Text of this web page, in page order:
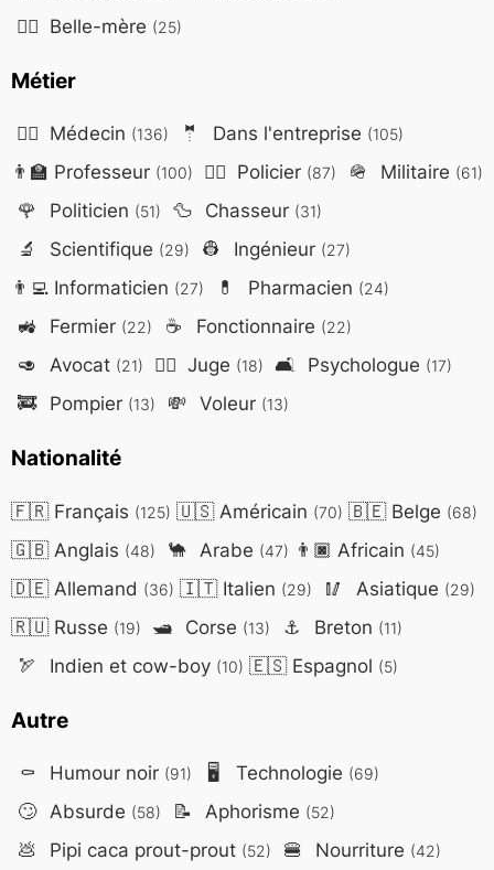
🤷‍♀️ Belle-mère (25)
Métier
👨‍⚕️ Médecin (136) 🤵 Dans l'entreprise (105)
👨‍🏫 Professeur (100) 👮‍♂️ Policier (87) 🪖 Militaire (61)
🌹 Politicien (51) 🦆 Chasseur (31)
🔬 Scientifique (29) 👷 Ingénieur (27)
👨‍💻Informaticien (27) 💊 Pharmacien (24)
🚜 Fermier (22) ☕ Fonctionnaire (22)
🥑 Avocat (21) 👨‍⚖️ Juge (18) 🛋️ Psychologue (17)
🚒 Pompier (13) 💸 Voleur (13)
Nationalité
🇫🇷Français (125) 🇺🇸Américain (70) 🇧🇪Belge (68)
🇬🇧Anglais (48) 🐪 Arabe (47) 👨🏿 Africain (45)
🇩🇪Allemand (36) 🇮🇹Italien (29) 🥢 Asiatique (29)
🇷🇺Russe (19) 🛥️ Corse (13) ⚓ Breton (11)
🏹 Indien et cow-boy (10) 🇪🇸Espagnol (5)
Autre
⚰️ Humour noir (91) 🖥️ Technologie (69)
🙄 Absurde (58) 📝 Aphorisme (52)
💩 Pipi caca prout-prout (52) 🍔 Nourriture (42)